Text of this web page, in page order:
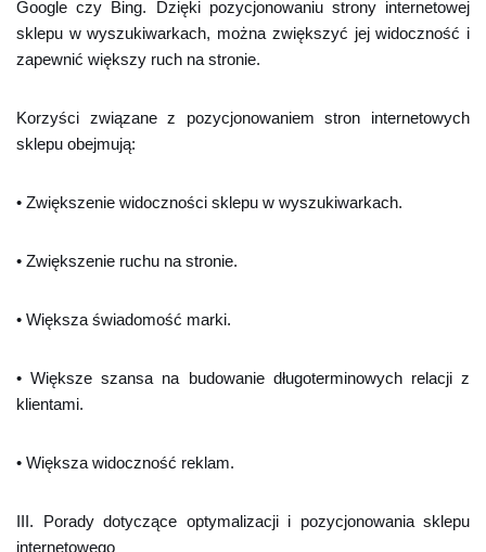
Google czy Bing. Dzięki pozycjonowaniu strony internetowej
sklepu w wyszukiwarkach, można zwiększyć jej widoczność i
zapewnić większy ruch na stronie.
Korzyści związane z pozycjonowaniem stron internetowych
sklepu obejmują:
• Zwiększenie widoczności sklepu w wyszukiwarkach.
• Zwiększenie ruchu na stronie.
• Większa świadomość marki.
• Większe szansa na budowanie długoterminowych relacji z
klientami.
• Większa widoczność reklam.
III. Porady dotyczące optymalizacji i pozycjonowania sklepu
internetowego